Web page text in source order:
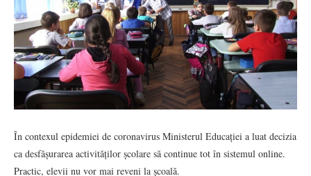
În contexul epidemiei de coronavirus Ministerul Educației a luat decizia
ca desfășurarea activităților școlare să continue tot în sistemul online.
Practic, elevii nu vor mai reveni la școală.